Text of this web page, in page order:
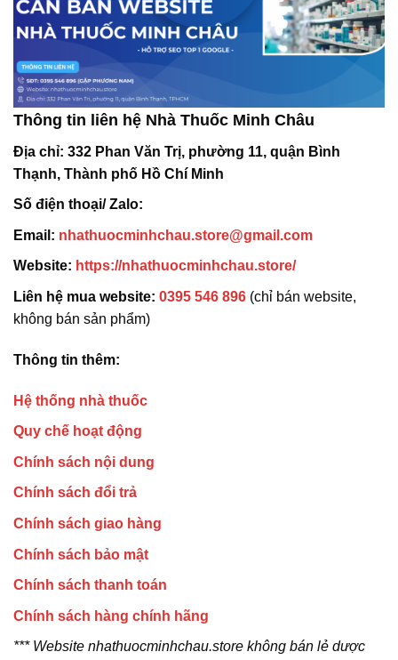
Thông tin liên hệ Nhà Thuốc Minh Châu
Địa chỉ: 332 Phan Văn Trị, phường 11, quận Bình
Thạnh, Thành phố Hồ Chí Minh
Số điện thoại/ Zalo:
Email: nhathuocminhchau.store@gmail.com
Website: https://nhathuocminhchau.store/
Liên hệ mua website: 0395 546 896 (chỉ bán website,
không bán sản phẩm)
Thông tin thêm:
Hệ thống nhà thuốc
Quy chế hoạt động
Chính sách nội dung
Chính sách đổi trả
Chính sách giao hàng
Chính sách bảo mật
Chính sách thanh toán
Chính sách hàng chính hãng
*** Website nhathuocminhchau.store không bán lẻ dược